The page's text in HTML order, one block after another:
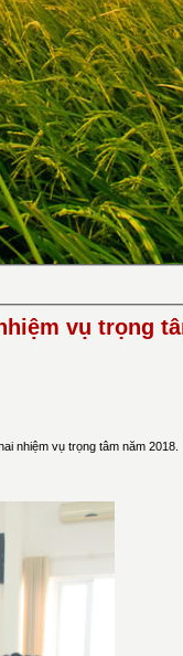
vụ trọng
nhiệm vụ trọng tâm năm 2018.